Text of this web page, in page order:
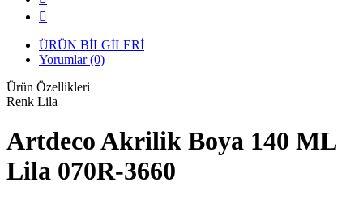
ÜRÜN BİLGİLERİ
Yorumlar (0)
Ürün Özellikleri
Renk Lila
Artdeco Akrilik Boya 140 ML
Lila 070R-3660